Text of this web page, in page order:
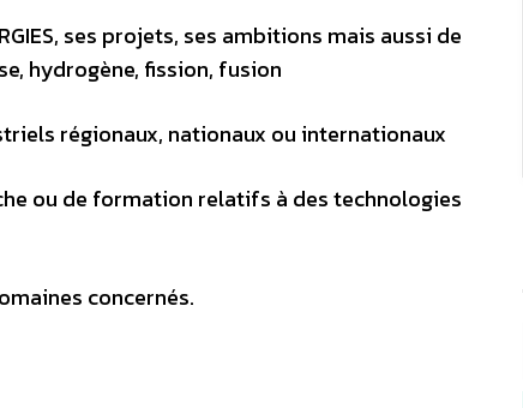
ses projets, ses ambitions mais aussi de
hydrogène, fission, fusion
régionaux, nationaux ou internationaux
ou de formation relatifs à des technologies
concernés.